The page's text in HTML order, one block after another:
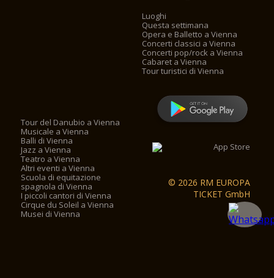
Luoghi
Questa settimana
Opera e Balletto a Vienna
Concerti classici a Vienna
Concerti pop/rock a Vienna
Cabaret a Vienna
Tour turistici di Vienna
Tour del Danubio a Vienna
Musicale a Vienna
Balli di Vienna
Jazz a Vienna
Teatro a Vienna
Altri eventi a Vienna
Scuola di equitazione
spagnola di Vienna
I piccoli cantori di Vienna
Cirque du Soleil a Vienna
Musei di Vienna
© 2026 RM EUROPA
TICKET GmbH